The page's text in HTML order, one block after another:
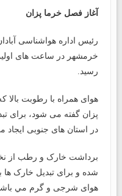
آغاز فصل خرما پزان
رئیس اداره هواشناسی
رسید.
هوای همراه با رطوبت بالا
پزان گفته می شود، برای
در استان های جنوبی ایجاد
برداشت خارک و رطب از
شده و برای تبدیل خارک
هوای شرجی و گرم مي